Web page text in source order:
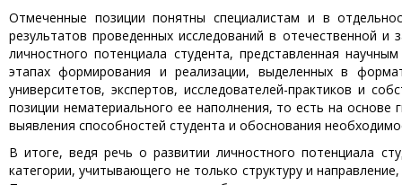
Отмеченные позиции понятны специалистам и в
результатов проведенных исследований в отечественной
личностного потенциала студента, представленная
этапах формирования и реализации, выделенных в
университетов, экспертов, исследователей-практиков и
позиции нематериального ее наполнения, то есть на основе
выявления способностей студента и обоснования
В итоге, ведя речь о развитии личностного потенциала
категории, учитывающего не только структуру и